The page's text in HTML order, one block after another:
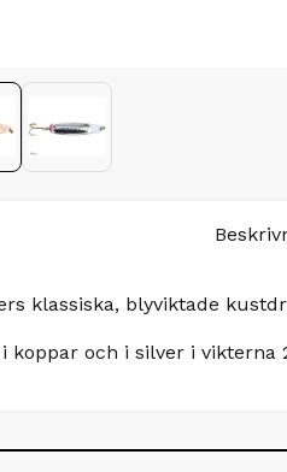
klassiska, blyviktade
koppar och i silver i